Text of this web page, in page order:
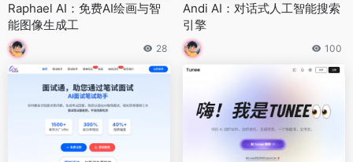
Raphael AI：免费AI绘画与智
能图像生成工
28
Andi AI：对话式人工智能搜索
引擎
100